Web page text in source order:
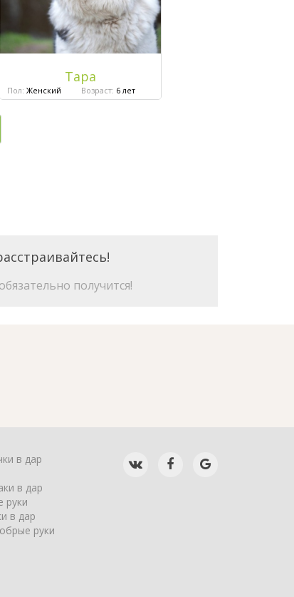
Тара
Пол: Женский Возраст: 6 лет
получится!
в дар
в дар
руки
в дар
руки